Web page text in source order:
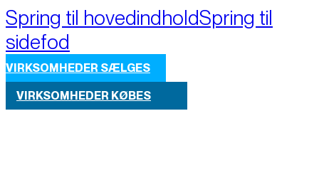
Spring til hovedindholdSpring til
sidefod
VIRKSOMHEDER SÆLGES
VIRKSOMHEDER KØBES